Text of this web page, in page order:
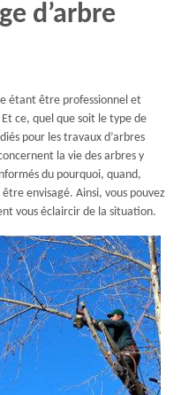
d’arbre
étant être professionnel et
ce, quel que soit le type de
pour les travaux d’arbres
la vie des arbres y
du pourquoi, quand,
envisagé. Ainsi, vous pouvez
vous éclaircir de la situation.